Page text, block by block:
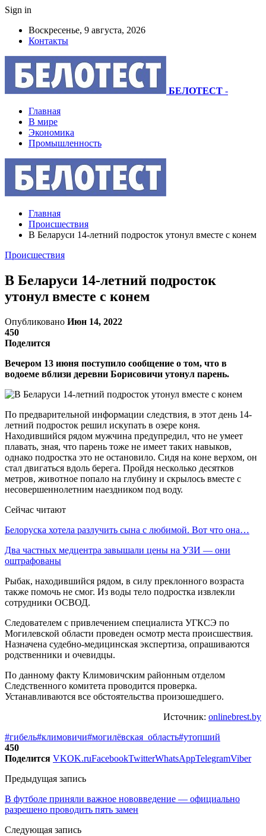
Sign in
Воскресенье, 9 августа, 2026
Контакты
БЕЛОТЕСТ -
Главная
В мире
Экономика
Промышленность
Главная
Происшествия
В Беларуси 14-летний подросток утонул вместе с конем
Происшествия
В Беларуси 14-летний подросток
утонул вместе с конем
Опубликовано Июн 14, 2022
450
Поделится
Вечером 13 июня поступило сообщение о том, что в
водоеме вблизи деревни Борисовичи утонул парень.
По предварительной информации следствия, в этот день 14-
летний подросток решил искупать в озере коня.
Находившийся рядом мужчина предупредил, что не умеет
плавать, зная, что парень тоже не имеет таких навыков,
однако подростка это не остановило. Сидя на коне верхом, он
стал двигаться вдоль берега. Пройдя несколько десятков
метров, животное попало на глубину и скрылось вместе с
несовершеннолетним наездником под воду.
Сейчас читают
Белоруска хотела разлучить сына с любимой. Вот что она…
Два частных медцентра завышали цены на УЗИ — они
оштрафованы
Рыбак, находившийся рядом, в силу преклонного возраста
также помочь не смог. Из воды тело подростка извлекли
сотрудники ОСВОД.
Следователем с привлечением специалиста УГКСЭ по
Могилевской области проведен осмотр места происшествия.
Назначена судебно-медицинская экспертиза, опрашиваются
родственники и очевидцы.
По данному факту Климовичским районным отделом
Следственного комитета проводится проверка.
Устанавливаются все обстоятельства произошедшего.
Источник: onlinebrest.by
#гибель#климовичи#могилёвская_область#утопший
450
Поделится VKOK.ruFacebookTwitterWhatsAppTelegramViber
Предыдущая запись
В футболе приняли важное нововведение — официально
разрешено проводить пять замен
Следующая запись